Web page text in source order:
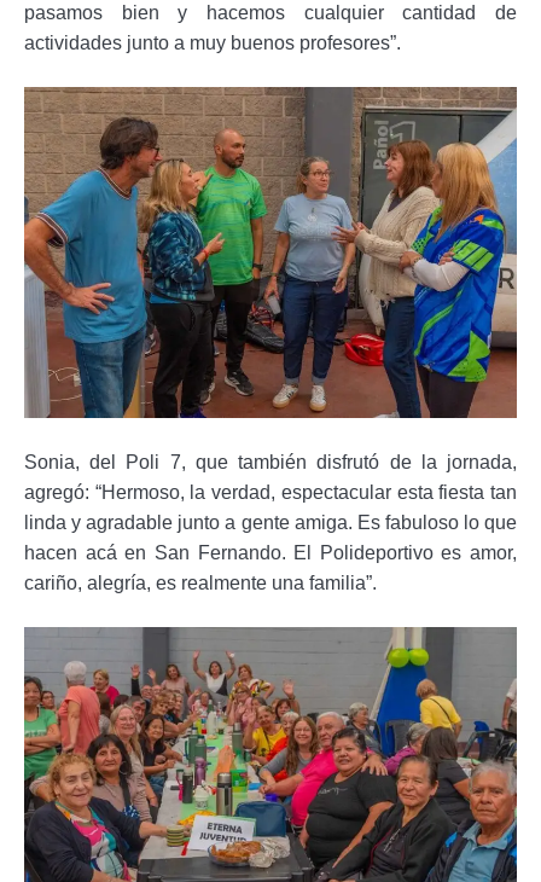
pasamos bien y hacemos cualquier cantidad de
actividades junto a muy buenos profesores”.
Sonia,del Poli 7, que también disfrutó de la jornada,
agregó: “Hermoso, la verdad, espectacular esta fiesta tan
linda y agradable junto a gente amiga. Es fabuloso lo que
hacen acá en San Fernando. El Polideportivo es amor,
cariño, alegría, es realmente una familia”.